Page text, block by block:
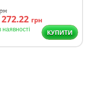
грн
наявності КУПИТИ